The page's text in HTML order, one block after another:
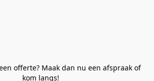
offerte? Maak dan nu een afspraak of
kom langs!